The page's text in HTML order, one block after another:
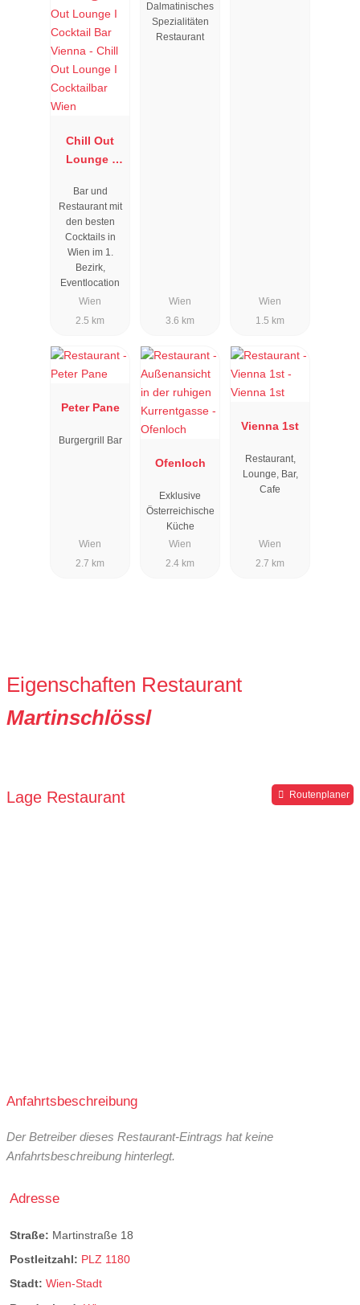
Chill Out
Lounge I
Wien
Bar und
Restaurant mit
den besten
Cocktails in
Wien im 1.
Bezirk,
Eventlocation
Wien
2.5 km
Dalmatinisches
Spezialitäten
Restaurant
Wien
3.6 km
Wien
1.5 km
Peter Pane
Burgergrill Bar
Wien
2.7 km
Ofenloch
Exklusive
Österreichische
Küche
Wien
2.4 km
Vienna 1st
Restaurant,
Lounge, Bar,
Cafe
Wien
2.7 km
Eigenschaften Restaurant
Martinschlössl
Lage Restaurant Routenplaner
Anfahrtsbeschreibung
Der Betreiber dieses Restaurant-Eintrags hat keine
Anfahrtsbeschreibung hinterlegt.
Adresse
Straße: Martinstraße 18
Postleitzahl: PLZ 1180
Stadt: Wien-Stadt